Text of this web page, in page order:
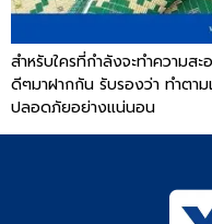
สำหรับใครที่กำลังจะทำความส
ดีๆมาฝากกัน รับรองว่า ทำตา
ปลอดภัยอย่างแน่นอน